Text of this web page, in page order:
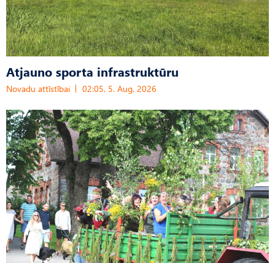
Atjauno sporta infrastruktūru
Novadu attīstībai 02:05, 5. Aug, 2026